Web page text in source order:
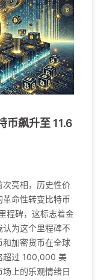
币飙升至 11.6
亮相，历史性价
命性转变比特币
程碑，这标志着金
为这个里程碑不
加密货币在全球
超过 100,000 美
上的乐观情绪日